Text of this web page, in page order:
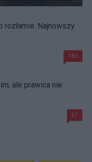
rozłamie. Najnowszy
180
ale prawica nie.
67